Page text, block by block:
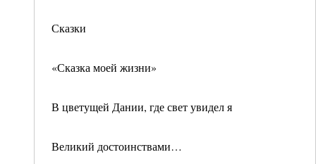
Сказки
«Сказка моей жизни»
В цветущей Дании, где свет увидел я
Великий достоинствами…